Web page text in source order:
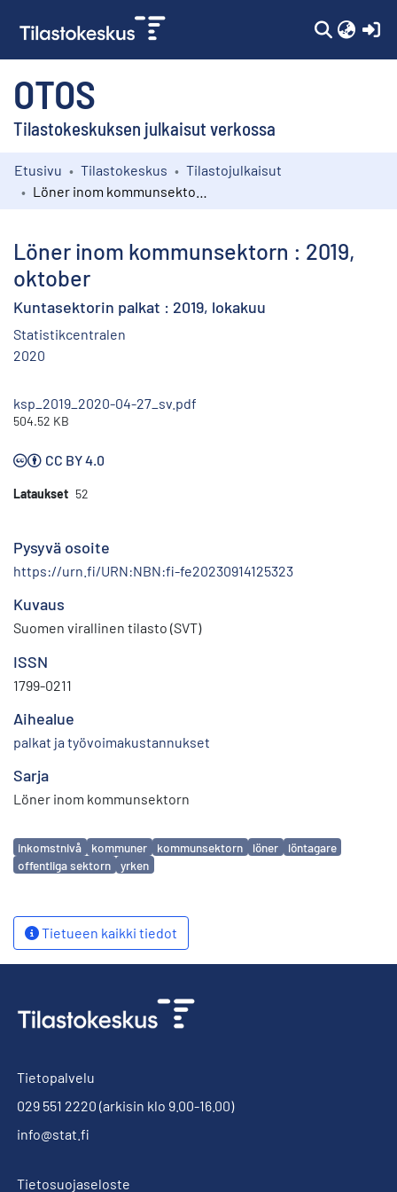
OTOS
Tilastokeskuksen julkaisut verkossa
Kokoelmat
Etusivu Tilastokeskus
Tilastojulkaisut
Löner inom kommunsektorn : 2019,
oktober
Kuntasektorin palkat : 2019, lokakuu
Statistikcentralen
2020
ksp_2019_2020-04-27_sv.pdf
504.52 KB
CC BY 4.0
Lataukset 52
Pysyvä osoite
https://urn.fi/URN:NBN:fi-fe20230914125323
Kuvaus
Suomen virallinen tilasto (SVT)
ISSN
1799-0211
Aihealue
palkat ja työvoimakustannukset
Sarja
Löner inom kommunsektorn
Avainsanat
inkomstnivå kommuner kommunsektorn löner
löntagare
offentliga sektorn
yrken
Tietueen kaikki tiedot
Tietopalvelu
029 551 2220 (arkisin klo 9.00-16.00)
info@stat.fi
Tietosuojaseloste